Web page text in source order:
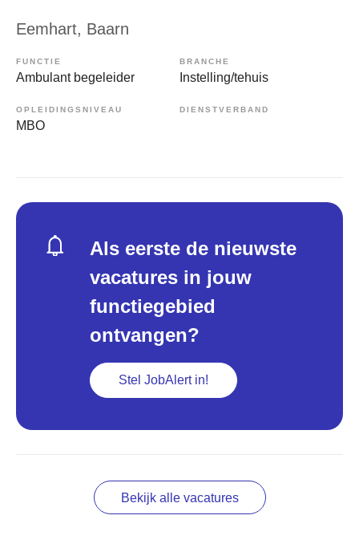
Eemhart, Baarn
FUNCTIE
Ambulant begeleider
BRANCHE
Instelling/tehuis
OPLEIDINGSNIVEAU
MBO
DIENSTVERBAND
Als eerste de nieuwste
vacatures in jouw
functiegebied
ontvangen?
Stel JobAlert in!
Bekijk alle vacatures